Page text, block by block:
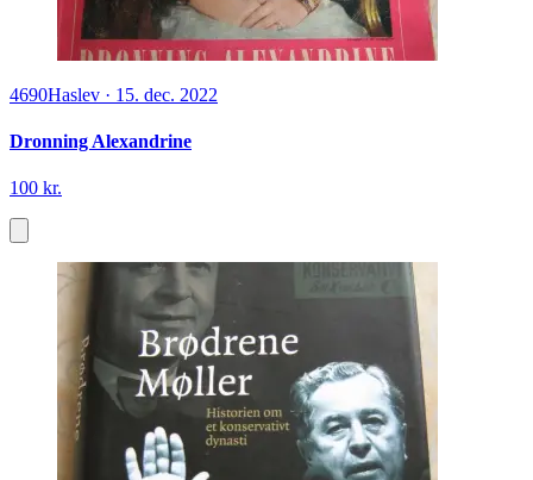
4690Haslev · 15. dec. 2022
Dronning Alexandrine
100 kr.